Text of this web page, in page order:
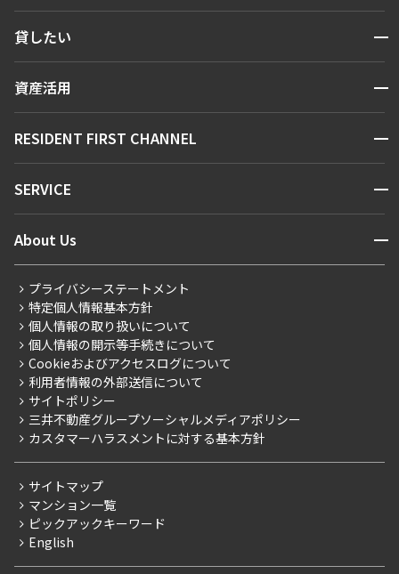
人気エリアから探す
新着情報から探す
新着募集情報
こだわりから探す
こだわり一覧
プレミアムマンション
新築
当社限定（港区・渋谷区）
当社限定（港区・渋谷区以外）
三井不動産企画
賃料改定
フリーレント
ペット可
貸したい 開閉
お問い合わせ
資産活用 開閉
お問い合わせ
RESIDENT FIRST CHANNEL 開閉
マンションレポート
住まいのコラム
SERVICE 開閉
会員ページ
ご入居・提携サービス
お部屋探しからご契約まで
よくあるご質問
社宅紹介
【仲介会社様向け】当社仲介事業部取り扱い物件入居申込
About Us 開閉
会社情報
事業案内
採用情報
ニュースリリース
お問い合わせ
プライバシーステートメント
特定個人情報基本方針
個人情報の取り扱いについて
個人情報の開示等手続きについて
Cookieおよびアクセスログについて
利用者情報の外部送信について
サイトポリシー
三井不動産グループソーシャルメディアポリシー
カスタマーハラスメントに対する基本方針
サイトマップ
マンション一覧
ピックアックキーワード
English